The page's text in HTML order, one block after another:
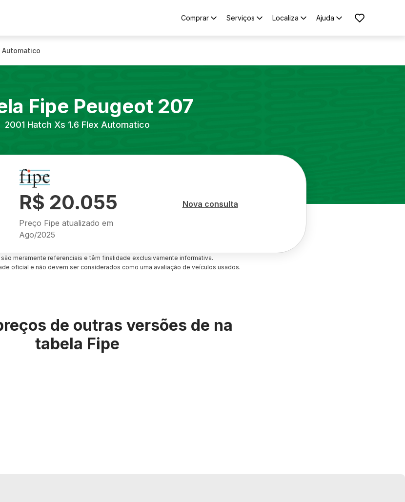
Comprar Serviços Localiza Ajuda
Automatico
Fipe Peugeot 207
2001 Hatch Xs 1.6 Flex Automatico
R$ 20.055
Preço Fipe atualizado em
Ago/2025
Nova consulta
meramente referenciais e têm finalidade exclusivamente informativa.
oficial e não devem ser considerados como uma avaliação de veículos usados.
de outras versões de na
tabela Fipe